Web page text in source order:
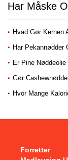
Har Måske
Hvad Gør Kernen
Har Pekannødder
Er Pine
Gør
Hvor Mange
Forretter